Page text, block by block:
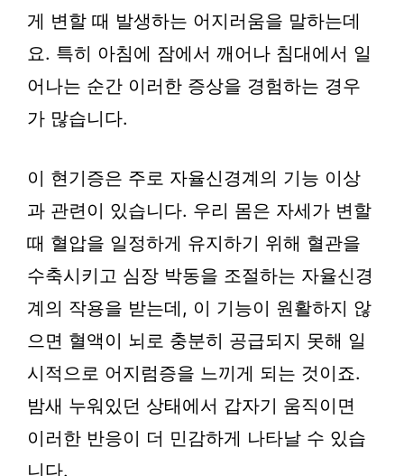
게 변할 때 발생하는 어지러움을 말하는데
요. 특히 아침에 잠에서 깨어나 침대에서 일
어나는 순간 이러한 증상을 경험하는 경우
가 많습니다.
이 현기증은 주로 자율신경계의 기능 이상
과 관련이 있습니다. 우리 몸은 자세가 변할
때 혈압을 일정하게 유지하기 위해 혈관을
수축시키고 심장 박동을 조절하는 자율신경
계의 작용을 받는데, 이 기능이 원활하지 않
으면 혈액이 뇌로 충분히 공급되지 못해 일
시적으로 어지럼증을 느끼게 되는 것이죠.
밤새 누워있던 상태에서 갑자기 움직이면
이러한 반응이 더 민감하게 나타날 수 있습
니다.